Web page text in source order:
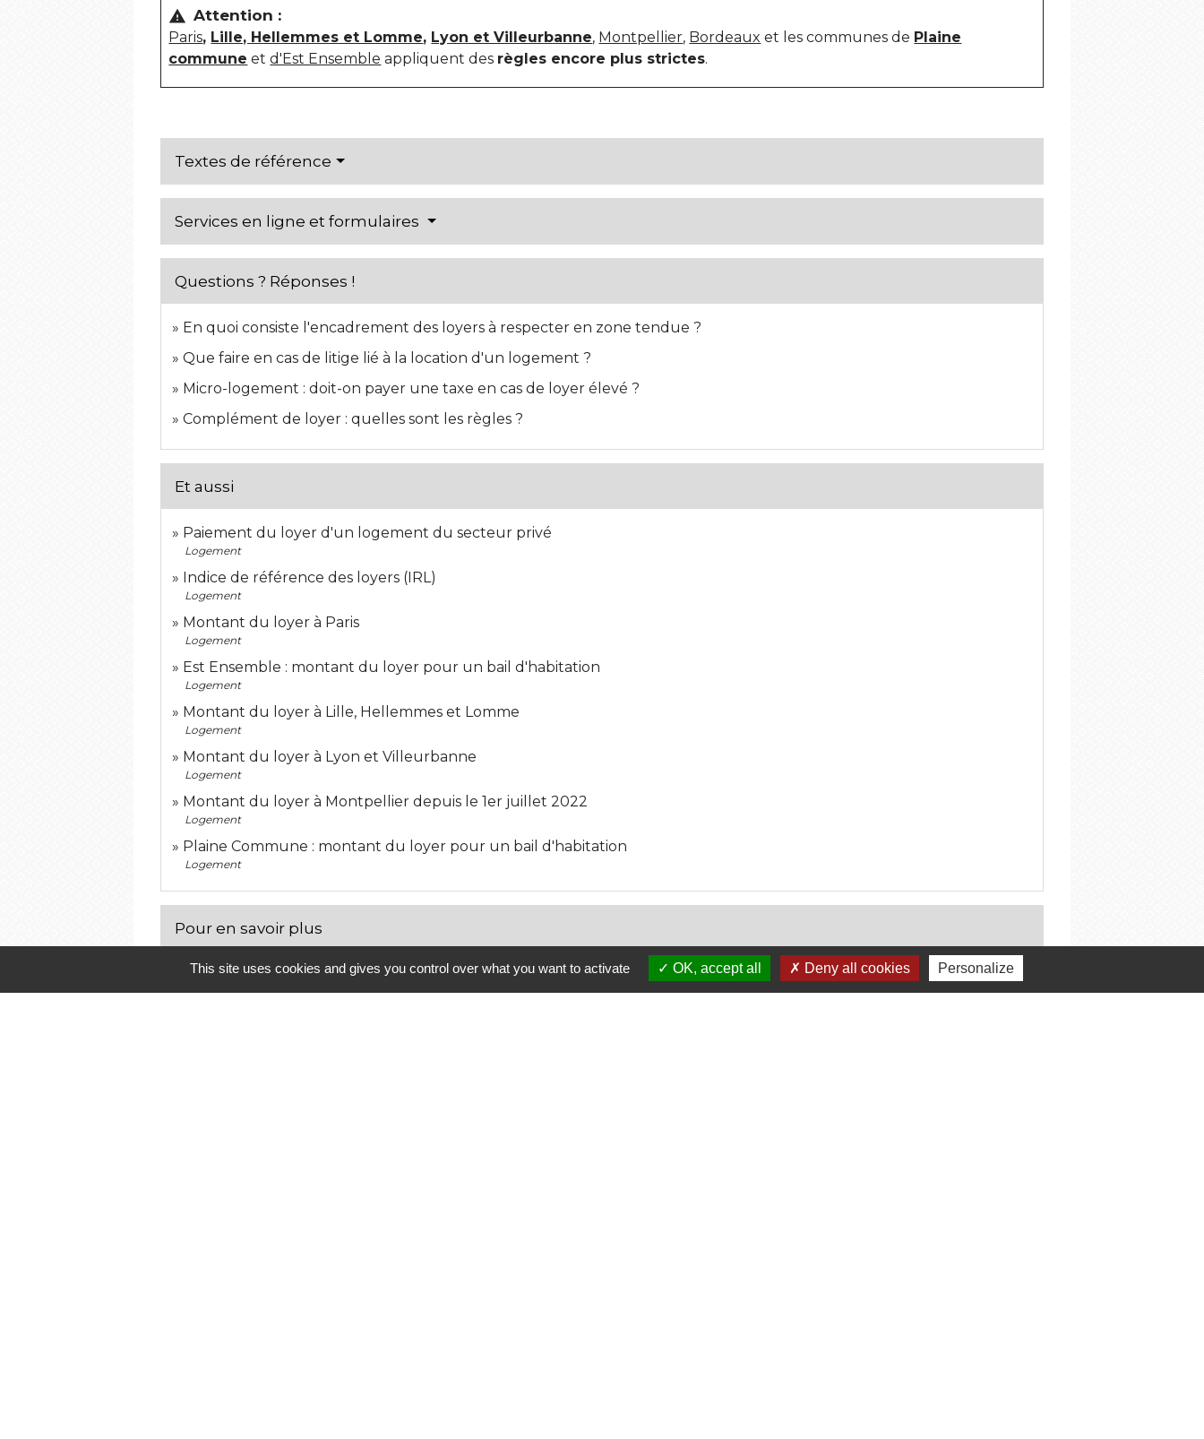
warning Attention :
Paris, Lille, Hellemmes et Lomme, Lyon et Villeurbanne, Montpellier, Bordeaux et les communes de Plaine
commune etd'Est Ensemble appliquent des règles encore plus strictes.
Textes de référence
Services en ligne et formulaires
Questions ? Réponses !
En quoi consiste l'encadrement des loyers à respecter en zone tendue ?
Que faire en cas de litige lié à la location d'un logement ?
Micro-logement : doit-on payer une taxe en cas de loyer élevé ?
Complément de loyer : quelles sont les règles ?
Et aussi
Paiement du loyer d'un logement du secteur privé
Logement
Indice de référence des loyers (IRL)
Logement
Montant du loyer à Paris
Logement
Est Ensemble : montant du loyer pour un bail d'habitation
Logement
Montant du loyer à Lille, Hellemmes et Lomme
Logement
Montant du loyer à Lyon et Villeurbanne
Logement
Montant du loyer à Montpellier depuis le 1er juillet 2022
Logement
Plaine Commune : montant du loyer pour un bail d'habitation
Logement
Pour en savoir plus
Interdiction de location et gel des loyers des passoires énergétiques open_in_new
Ministère chargé de l'environnement
This site uses cookies and gives you control over what you want to activate OK, accept all Deny all cookies Personalize